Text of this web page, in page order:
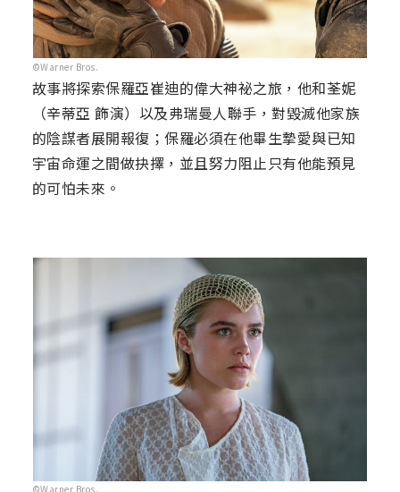
©Warner Bros.
故事將探索保羅亞崔迪的偉大神祕之旅，他和荃妮
（辛蒂亞 飾演）以及弗瑞曼人聯手，對毀滅他家族
的陰謀者展開報復；保羅必須在他畢生摯愛與已知
宇宙命運之間做抉擇，並且努力阻止只有他能預見
的可怕未來。
©Warner Bros.